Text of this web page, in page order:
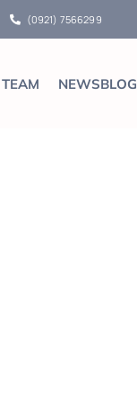
(0921) 7566299
TEAM NEWSBLOG